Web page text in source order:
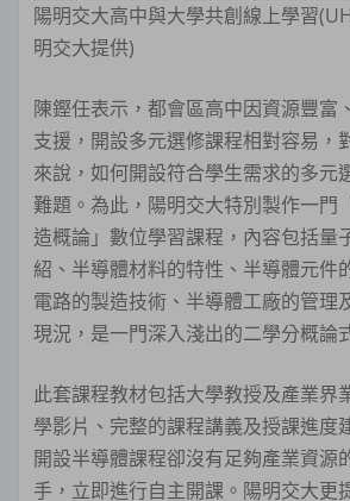
陽明交大高中與大學共創線上學習
明交大提供)
陳鏗任表示，都會區高中因資源豐富
支援，開設多元選修課程相對容易，
來說，如何開設符合學生需求的多元
難題。為此，陽明交大特別製作一門
造概論」數位學習課程，內容包括量
紹、半導體材料的特性、半導體元件
電路的製造技術、半導體工廠的管理
現況，是一門深入淺出的二學分概論
此套課程教材包括大學教授及產業界
學影片、完整的課程講義及授課進度
開設半導體課程卻沒有足夠產業資源
手，立即進行自主開課。陽明交大更